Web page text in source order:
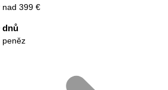
nad 399 €
dnů
peněz